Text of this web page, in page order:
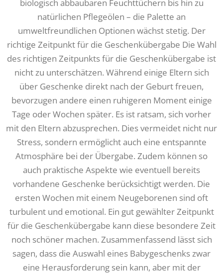
biologisch abbaubaren Feuchttüchern bis hin zu
natürlichen Pflegeölen – die Palette an
umweltfreundlichen Optionen wächst stetig. Der
richtige Zeitpunkt für die Geschenkübergabe Die Wahl
des richtigen Zeitpunkts für die Geschenkübergabe ist
nicht zu unterschätzen. Während einige Eltern sich
über Geschenke direkt nach der Geburt freuen,
bevorzugen andere einen ruhigeren Moment einige
Tage oder Wochen später. Es ist ratsam, sich vorher
mit den Eltern abzusprechen. Dies vermeidet nicht nur
Stress, sondern ermöglicht auch eine entspannte
Atmosphäre bei der Übergabe. Zudem können so
auch praktische Aspekte wie eventuell bereits
vorhandene Geschenke berücksichtigt werden. Die
ersten Wochen mit einem Neugeborenen sind oft
turbulent und emotional. Ein gut gewählter Zeitpunkt
für die Geschenkübergabe kann diese besondere Zeit
noch schöner machen. Zusammenfassend lässt sich
sagen, dass die Auswahl eines Babygeschenks zwar
eine Herausforderung sein kann, aber mit der